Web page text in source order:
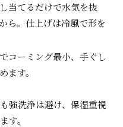
当てるだけで水気を抜
ら。仕上げは冷風で形を
コーミング最小、手ぐし
ます。
強洗浄は避け、保湿重視
す。